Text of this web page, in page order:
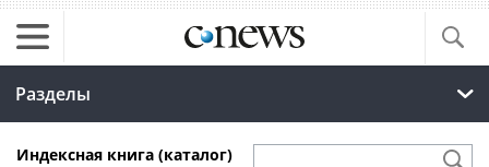
Разделы
Индексная книга (каталог)